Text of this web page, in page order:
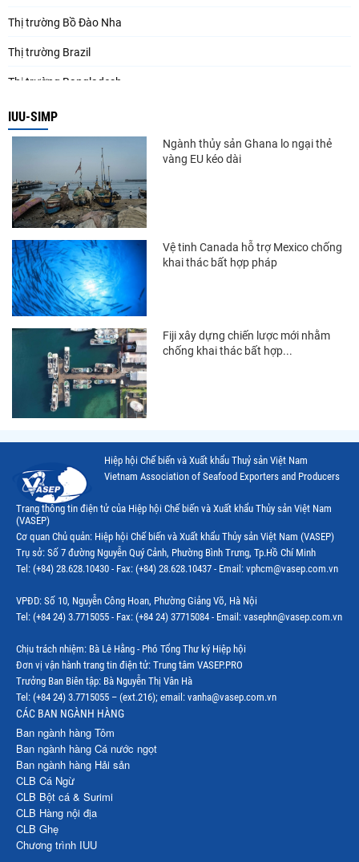
Thị trường Bồ Đào Nha
Thị trường Brazil
Thị trường Bangladesh
Thị trường Chile
Thị trường Ecuador
Thị trường EU
Thị trường Indonesia
Thị trường Mexico
Thị trường Mỹ
Thị trường Nga
Thị trường Hàn Quốc
Thị trường Nhật Bản
Thị trường Thái Lan
Thị trường Philippines
Thị trường Tây Ban Nha
Thị trường thủy sản khác
Thị trường thủy sản thế giới
IUU-SIMP
Ngành thủy sản Ghana lo ngại thẻ
vàng EU kéo dài
Vệ tinh Canada hỗ trợ Mexico chống
khai thác bất hợp pháp
Fiji xây dựng chiến lược mới nhằm
chống khai thác bất hợp...
Hiệp hội Chế biến và Xuất khẩu Thuỷ sản Việt Nam
Vietnam Association of Seafood Exporters and Producers
Trang thông tin điện tử của Hiệp hội Chế biến và Xuất khẩu Thủy sản Việt Nam
(VASEP)
Cơ quan Chủ quản: Hiệp hội Chế biến và Xuất khẩu Thủy sản Việt Nam (VASEP)
Trụ sở: Số 7 đường Nguyễn Quý Cảnh, Phường Bình Trưng, Tp.Hồ Chí Minh
Tel: (+84) 28.628.10430 - Fax: (+84) 28.628.10437 - Email: vphcm@vasep.com.vn
VPĐD: Số 10, Nguyễn Công Hoan, Phường Giảng Võ, Hà Nội
Tel: (+84 24) 3.7715055 - Fax: (+84 24) 37715084 - Email: vasephn@vasep.com.vn
Chịu trách nhiệm: Bà Lê Hằng - Phó Tổng Thư ký Hiệp hội
Đơn vị vận hành trang tin điện tử: Trung tâm VASEP.PRO
Trưởng Ban Biên tập: Bà Nguyễn Thị Vân Hà
Tel: (+84 24) 3.7715055 – (ext.216); email: vanha@vasep.com.vn
CÁC BAN NGÀNH HÀNG
Ban ngành hàng Tôm
Ban ngành hàng Cá nước ngọt
Ban ngành hàng Hải sản
CLB Cá Ngừ
CLB Bột cá & Surimi
CLB Hàng nội địa
CLB Ghẹ
Chương trình IUU